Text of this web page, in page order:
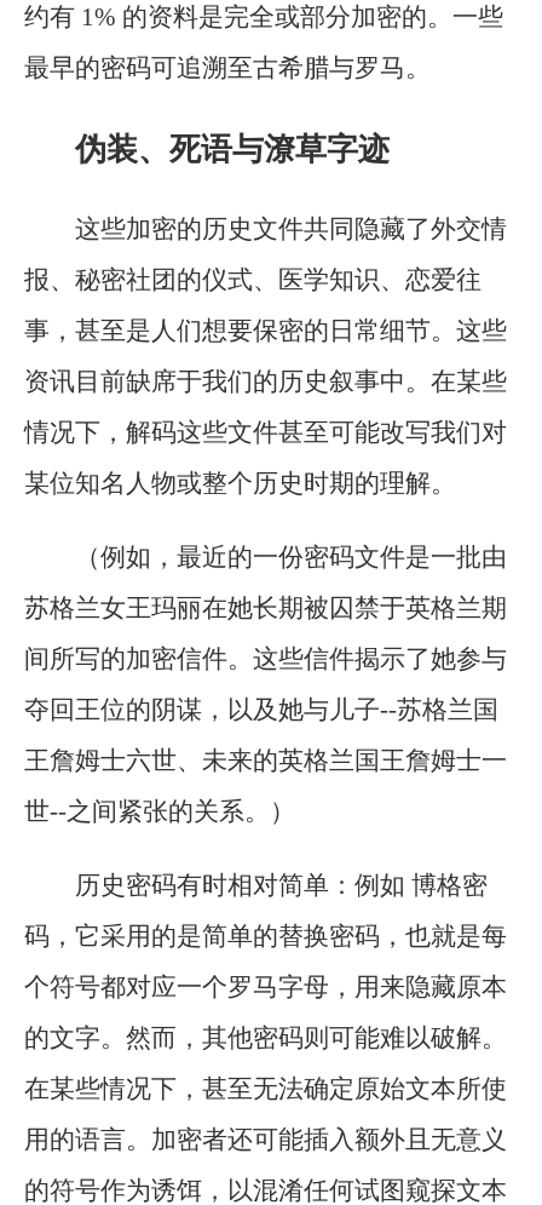
约有 1% 的资料是完全或部分加密的。一些
最早的密码可追溯至古希腊与罗马。
伪装、死语与潦草字迹
这些加密的历史文件共同隐藏了外交情
报、秘密社团的仪式、医学知识、恋爱往
事，甚至是人们想要保密的日常细节。这些
资讯目前缺席于我们的历史叙事中。在某些
情况下，解码这些文件甚至可能改写我们对
某位知名人物或整个历史时期的理解。
（例如，最近的一份密码文件是一批由
苏格兰女王玛丽在她长期被囚禁于英格兰期
间所写的加密信件。这些信件揭示了她参与
夺回王位的阴谋，以及她与儿子--苏格兰国
王詹姆士六世、未来的英格兰国王詹姆士一
世--之间紧张的关系。）
历史密码有时相对简单：例如 博格密
码，它采用的是简单的替换密码，也就是每
个符号都对应一个罗马字母，用来隐藏原本
的文字。然而，其他密码则可能难以破解。
在某些情况下，甚至无法确定原始文本所使
用的语言。加密者还可能插入额外且无意义
的符号作为诱饵，以混淆任何试图窥探文本